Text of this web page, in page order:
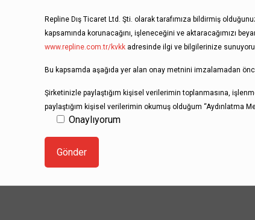
Repline Dış Ticaret Ltd. Şti. olarak tarafımıza bildirmiş
kapsamında korunacağını, işleneceğini ve aktaracağımızı
www.repline.com.tr/kvkk adresinde ilgi ve bilgilerinize
Bu kapsamda aşağıda yer alan onay metnini imzalamadan
Şirketinizle paylaştığım kişisel verilerimin toplanmasına,
paylaştığım kişisel verilerimin okumuş olduğum “Aydınlatma
Onaylıyorum